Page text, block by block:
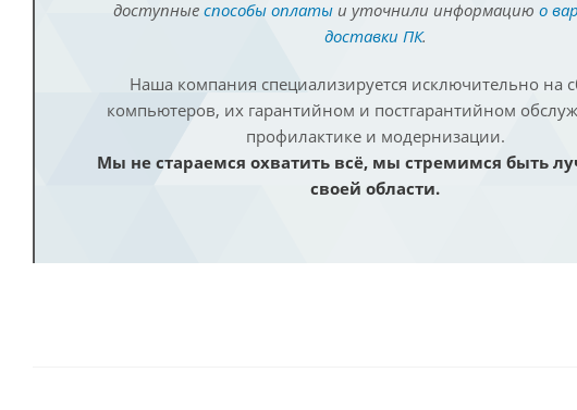
доступные способы оплатыи уточнили информацию о
доставки ПК.
Наша компания специализируется исключительно на
компьютеров, их гарантийном и постгарантийном
профилактике и модернизации.
Мы не стараемся охватить всё, мы стремимся быть
своей области.